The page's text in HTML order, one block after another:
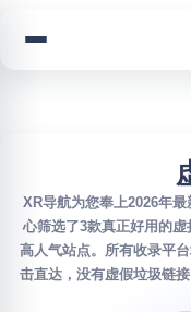
XR导航为您奉上2026年
心筛选了3款真正好用的
高人气站点。所有收录平
击直达，没有虚假垃圾链